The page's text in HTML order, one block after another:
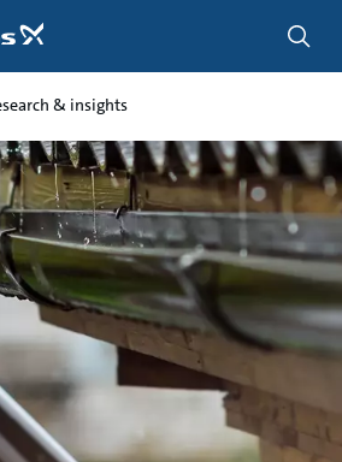
& insights